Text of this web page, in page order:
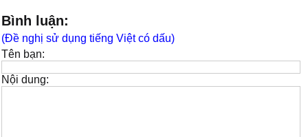
Bình luận:
(Đề nghị sử dụng tiếng Việt có dấu)
Tên bạn:
Nội dung: